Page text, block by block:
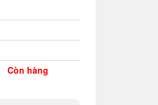
Còn hàng